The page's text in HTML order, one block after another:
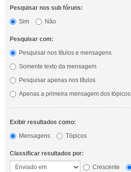
Pesquisar nos sub fóruns:
Sim
Não
Pesquisar com:
Pesquisar nos títulos e mensagens
Somente texto da mensagem
Pesquisar apenas nos títulos
Apenas a primeira mensagem dos tópicos
Exibir resultados como:
Mensagens
Tópicos
Classificar resultados por:
Crescente